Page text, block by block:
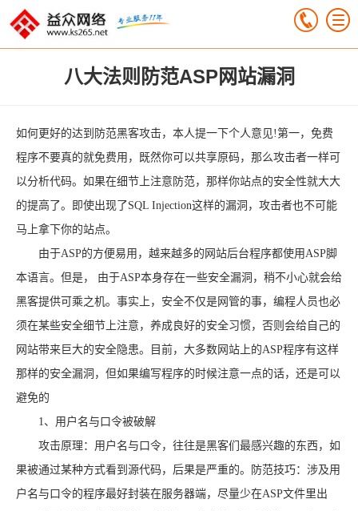
八大法则防范ASP网站漏洞
如何更好的达到防范黑客攻击，本人提一下个人意见!第一，免费
程序不要真的就免费用，既然你可以共享原码，那么攻击者一样可
以分析代码。如果在细节上注意防范，那样你站点的安全性就大大
的提高了。即使出现了SQL Injection这样的漏洞，攻击者也不可能
马上拿下你的站点。
由于ASP的方便易用，越来越多的网站后台程序都使用ASP脚
本语言。但是， 由于ASP本身存在一些安全漏洞，稍不小心就会给
黑客提供可乘之机。事实上，安全不仅是网管的事，编程人员也必
须在某些安全细节上注意，养成良好的安全习惯，否则会给自己的
网站带来巨大的安全隐患。目前，大多数网站上的ASP程序有这样
那样的安全漏洞，但如果编写程序的时候注意一点的话，还是可以
避免的
1、用户名与口令被破解
攻击原理：用户名与口令，往往是黑客们最感兴趣的东西，如
果被通过某种方式看到源代码，后果是严重的。防范技巧：涉及用
户名与口令的程序最好封装在服务器端，尽量少在ASP文件里出